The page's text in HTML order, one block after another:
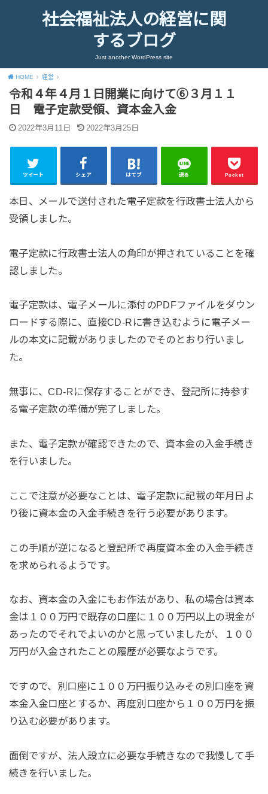
社会福祉法人の経営に関
するブログ
Just another WordPress site
HOME 経営
令和４年４月１日開業に向けて⑥３月１１
日 電子定款受領、資本金入金
2022年3月11日 2022年3月25日
ツイート シェア はてブ 送る Pocket
本日、メールで送付された電子定款を行政書士法人から
受領しました。
電子定款に行政書士法人の角印が押されていることを確
認しました。
電子定款は、電子メールに添付のPDFファイルをダウン
ロードする際に、直接CD-Rに書き込むように電子メー
ルの本文に記載がありましたのでそのとおり行いまし
た。
無事に、CD-Rに保存することができ、登記所に持参す
る電子定款の準備が完了しました。
また、電子定款が確認できたので、資本金の入金手続き
を行いました。
ここで注意が必要なことは、電子定款に記載の年月日よ
り後に資本金の入金手続きを行う必要があります。
この手順が逆になると登記所で再度資本金の入金手続き
を求められるようです。
なお、資本金の入金にもお作法があり、私の場合は資本
金は１００万円で既存の口座に１００万円以上の現金が
あったのでそれでよいのかと思っていましたが、１００
万円が入金されたことの履歴が必要なようです。
ですので、別口座に１００万円振り込みその別口座を資
本金入金口座とするか、再度別口座から１００万円を振
り込む必要があります。
面倒ですが、法人設立に必要な手続きなので我慢して手
続きを行いました。